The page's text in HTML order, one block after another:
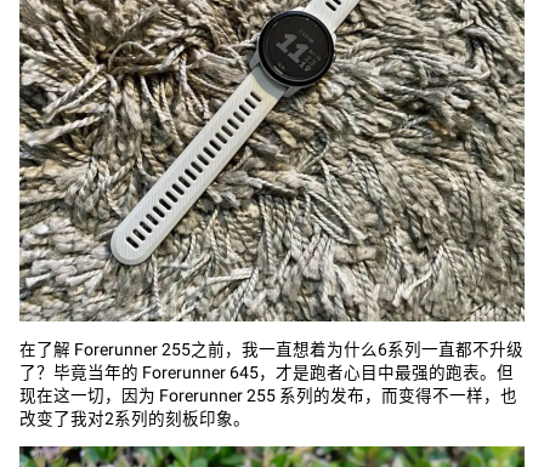
在了解 Forerunner 255之前，我一直想着为什么6系列一直都不升级
了？毕竟当年的 Forerunner 645，才是跑者心目中最强的跑表。但
现在这一切，因为 Forerunner 255 系列的发布，而变得不一样，也
改变了我对2系列的刻板印象。